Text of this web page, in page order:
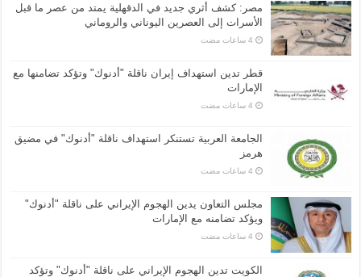
مصر: كشف أثري جديد في الدقهلية يمتد من عصر ما قبل
الأسرات إلى العصرين اليوناني والروماني
قطر تدين استهداف إيران ناقلة "أدنوك" وتؤكد تضامنها مع
الإمارات
الجامعة العربية تستنكر استهداف ناقلة "أدنوك" في مضيق
هرمز
مجلس التعاون يدين الهجوم الإيراني على ناقلة "أدنوك"
ويؤكد تضامنه مع الإمارات
الكويت تدين الهجوم الإيراني على ناقلة "أدنوك" وتؤكد